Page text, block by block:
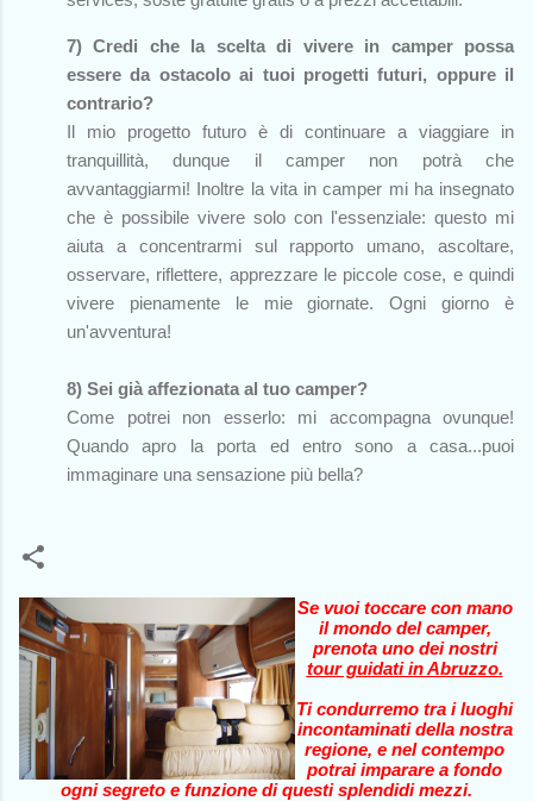
7) Credi che la scelta di vivere in camper possa
essere da ostacolo ai tuoi progetti futuri, oppure il
contrario?
Il mio progetto futuro è di continuare a viaggiare in
tranquillità, dunque il camper non potrà che
avvantaggiarmi! Inoltre la vita in camper mi ha insegnato
che è possibile vivere solo con l'essenziale: questo mi
aiuta a concentrarmi sul rapporto umano, ascoltare,
osservare, riflettere, apprezzare le piccole cose, e quindi
vivere pienamente le mie giornate. Ogni giorno è
un'avventura!
8) Sei già affezionata al tuo camper?
Come potrei non esserlo: mi accompagna ovunque!
Quando apro la porta ed entro sono a casa...puoi
immaginare una sensazione più bella?
Se vuoi toccare con mano
il mondo del camper,
prenota uno dei nostri
tour guidati in Abruzzo.
Ti condurremo tra i luoghi
incontaminati della nostra
regione, e nel contempo
potrai imparare a fondo
ogni segreto e funzione di questi splendidi mezzi.